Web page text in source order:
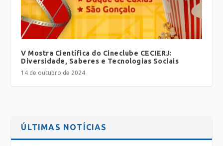
V Mostra Científica do Cineclube CECIERJ:
Diversidade, Saberes e Tecnologias Sociais
14 de outubro de 2024
ÚLTIMAS NOTÍCIAS